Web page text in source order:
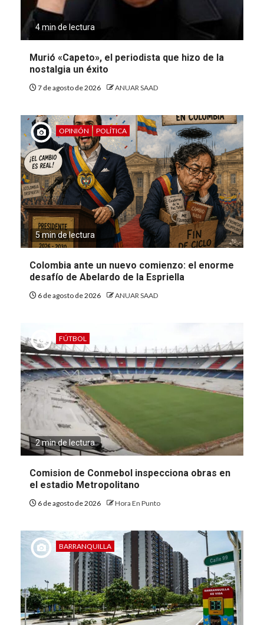
4 min de lectura
Murió «Capeto», el periodista que hizo de la
nostalgia un éxito
7 de agosto de 2026 ANUAR SAAD
OPINIÓN POLÍTICA
5 min de lectura
Colombia ante un nuevo comienzo: el enorme
desafío de Abelardo de la Espriella
6 de agosto de 2026 ANUAR SAAD
FÚTBOL
2 min de lectura
Comision de Conmebol inspecciona obras en
el estadio Metropolitano
6 de agosto de 2026 Hora En Punto
BARRANQUILLA